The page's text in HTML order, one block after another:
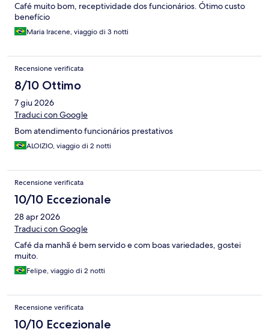
Café muito bom, receptividade dos funcionários. Ótimo custo
benefício
Maria Iracene, viaggio di 3 notti
Recensione verificata
8/10 Ottimo
7 giu 2026
Traduci con Google
Bom atendimento funcionários prestativos
ALOIZIO, viaggio di 2 notti
Recensione verificata
10/10 Eccezionale
28 apr 2026
Traduci con Google
Café da manhã é bem servido e com boas variedades, gostei
muito.
Felipe, viaggio di 2 notti
Recensione verificata
10/10 Eccezionale